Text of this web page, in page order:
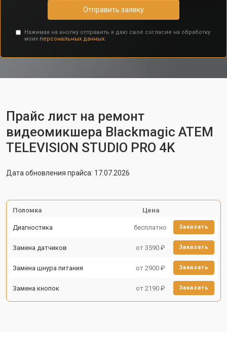
Отправить заявку
Нажимая на кнопку отправить я даю свое согласие на обработку
моих персональных данных.
Прайс лист на ремонт
видеомикшера Blackmagic ATEM
TELEVISION STUDIO PRO 4K
Дата обновления прайса: 17.07.2026
Поломка Цена
Диагностика бесплатно Заказать
Замена датчиков от 3590 ₽ Заказать
Замена шнура питания от 2900 ₽ Заказать
Замена кнопок от 2190 ₽ Заказать